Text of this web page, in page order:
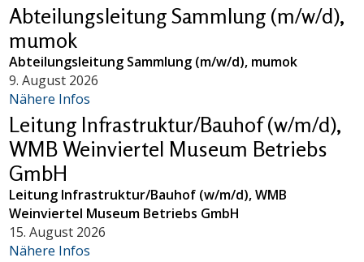
Abteilungsleitung Sammlung (m/w/d),
mumok
Abteilungsleitung Sammlung (m/w/d), mumok
9. August 2026
Nähere Infos
Leitung Infrastruktur/Bauhof (w/m/d),
WMB Weinviertel Museum Betriebs
GmbH
Leitung Infrastruktur/Bauhof (w/m/d), WMB
Weinviertel Museum Betriebs GmbH
15. August 2026
Nähere Infos